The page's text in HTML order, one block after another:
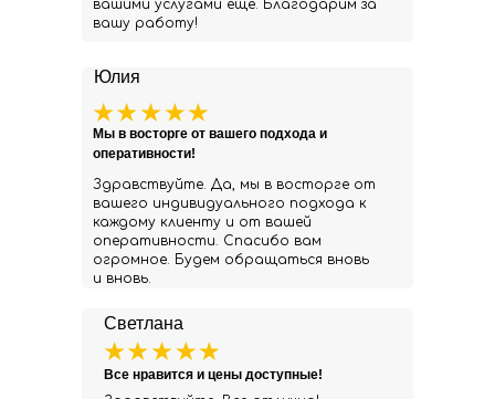
Юлия
Здравствуйте. Да, мы в восторге от
вашего индивидуального подхода к
каждому клиенту и от вашей
оперативности. Спасибо вам
огромное. Будем обращаться вновь
и вновь.
Мы в восторге от вашего подхода и
оперативности!
Светлана
Все нравится и цены доступные!
вашими услугами еще. Благодарим за
вашу работу!